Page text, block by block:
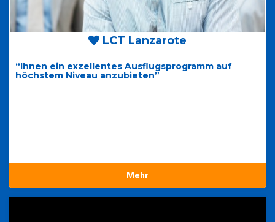
LCT Lanzarote
“Ihnen ein exzellentes Ausflugsprogramm auf
höchstem Niveau anzubieten”
Mehr